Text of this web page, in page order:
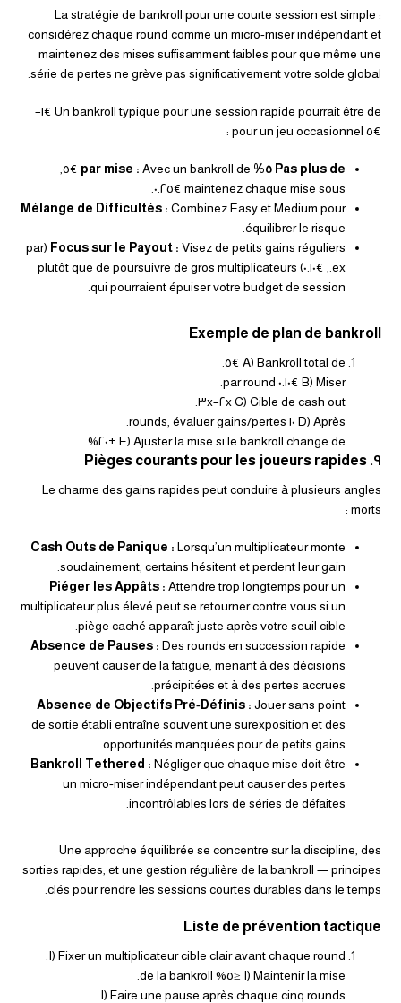
La stratégie de bankroll pour une courte session est simple :
considérez chaque round comme un micro‑miser indépendant et
maintenez des mises suffisamment faibles pour que même une
série de pertes ne grève pas significativement votre solde global.
Un bankroll typique pour une session rapide pourrait être de €١–
€٥ pour un jeu occasionnel :
Pas plus de ٥% par mise :
maintenez chaque mise sous €٠.٢٥.
Mélange de Difficultés : Combinez Easy et Medium pour
équilibrer le risque.
Focus sur le Payout :
Visez de petits gains réguliers (par
ex., €٠.١٠) plutôt que de poursuivre de gros multiplicateurs
qui pourraient épuiser votre budget de session.
Exemple de plan de bankroll
A) Bankroll total de €٥.
B) Miser €٠.١٠ par round.
C) Cible de cash out ٢x–٣x.
D) Après ١٠ rounds, évaluer gains/pertes.
E) Ajuster la mise si le bankroll change de ±٢٠%.
٩. Pièges courants pour les joueurs rapides
Le charme des gains rapides peut conduire à plusieurs angles
morts :
Cash Outs de Panique : Lorsqu’un multiplicateur monte
soudainement, certains hésitent et perdent leur gain.
Piéger les Appâts : Attendre trop longtemps pour un
multiplicateur plus élevé peut se retourner contre vous si un
piège caché apparaît juste après votre seuil cible.
Absence de Pauses : Des rounds en succession rapide
peuvent causer de la fatigue, menant à des décisions
précipitées et à des pertes accrues.
Absence de Objectifs Pré‑Définis : Jouer sans point
de sortie établi entraîne souvent une surexposition et des
opportunités manquées pour de petits gains.
Bankroll Tethered : Négliger que chaque mise doit être
un micro‑miser indépendant peut causer des pertes
incontrôlables lors de séries de défaites.
Une approche équilibrée se concentre sur la discipline, des
sorties rapides, et une gestion régulière de la bankroll — principes
clés pour rendre les sessions courtes durables dans le temps.
Liste de prévention tactique
I) Fixer un multiplicateur cible clair avant chaque round.
I) Maintenir la mise ≤٥% de la bankroll.
I) Faire une pause après chaque cinq rounds.